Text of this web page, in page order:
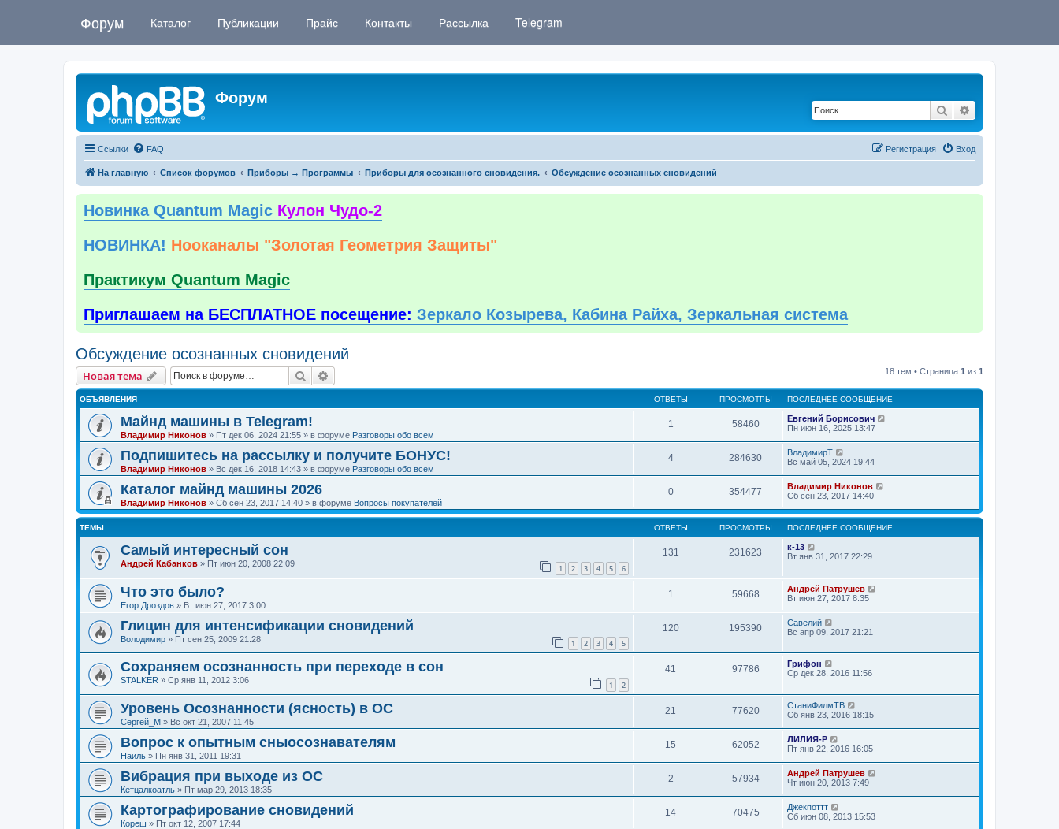
Форум Каталог Публикации Прайс Контакты Рассылка Telegram
Форум
Поиск
Ссылки FAQ Вход
Регистрация
На главную Список форумов Приборы → Программы Приборы для осознанного сновидения. Обсуждение осознанных сновидений
Новинка Quantum Magic Кулон Чудо-2
НОВИНКА! Нооканалы "Золотая Геометрия Защиты"
Практикум Quantum Magic
Приглашаем на БЕСПЛАТНОЕ посещение: Зеркало Козырева, Кабина Райха, Зеркальная система
Обсуждение осознанных сновидений
Новая тема Поиск 18 тем • Страница 1 из 1
ОБЪЯВЛЕНИЯ ОТВЕТЫ ПРОСМОТРЫ ПОСЛЕДНЕЕ СООБЩЕНИЕ
Майнд машины в Telegram!
Владимир Никонов » Пт дек 06, 2024 21:55 » в форуме Разговоры обо всем
1 58460
Евгений Борисович
Пн июн 16, 2025 13:47
Подпишитесь на рассылку и получите БОНУС!
Владимир Никонов » Вс дек 16, 2018 14:43 » в форуме Разговоры обо всем
4 284630
ВладимирТ
Вс май 05, 2024 19:44
Каталог майнд машины 2026
Владимир Никонов » Сб сен 23, 2017 14:40 » в форуме Вопросы покупателей
0 354477
Владимир Никонов
Сб сен 23, 2017 14:40
ТЕМЫ ОТВЕТЫ ПРОСМОТРЫ ПОСЛЕДНЕЕ СООБЩЕНИЕ
Самый интересный сон
Андрей Кабанков » Пт июн 20, 2008 22:09 1 2 3 4 5 6
131 231623
к-13
Вт янв 31, 2017 22:29
Что это было?
Егор Дроздов » Вт июн 27, 2017 3:00
1 59668
Андрей Патрушев
Вт июн 27, 2017 8:35
Глицин для интенсификации сновидений
Володимир » Пт сен 25, 2009 21:28 1 2 3 4 5
120 195390
Савелий
Вс апр 09, 2017 21:21
Сохраняем осознанность при переходе в сон
STALKER » Ср янв 11, 2012 3:06 1 2
41 97786
Грифон
Ср дек 28, 2016 11:56
Уровень Осознанности (ясность) в ОС
Сергей_М » Вс окт 21, 2007 11:45
21 77620
СтаниФилмТВ
Сб янв 23, 2016 18:15
Вопрос к опытным сныосознавателям
Наиль » Пн янв 31, 2011 19:31
15 62052
ЛИЛИЯ-Р
Пт янв 22, 2016 16:05
Вибрация при выходе из ОС
Кетцалкоатль » Пт мар 29, 2013 18:35
2 57934
Андрей Патрушев
Чт июн 20, 2013 7:49
Картографирование сновидений
Кореш » Пт окт 12, 2007 17:44
14 70475
Джекпоттт
Сб июн 08, 2013 15:53